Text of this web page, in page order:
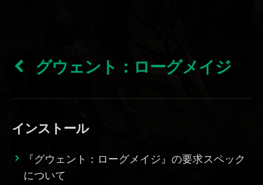
グウェント：ローグメイジ
インストール
『グウェント：ローグメイジ』の要求スペック
について